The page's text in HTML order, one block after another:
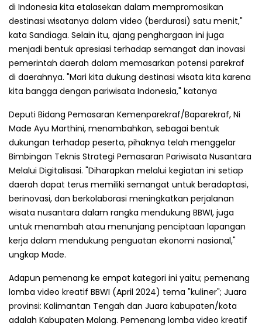
di Indonesia kita etalasekan dalam mempromosikan
destinasi wisatanya dalam video (berdurasi) satu menit,"
kata Sandiaga. Selain itu, ajang penghargaan ini juga
menjadi bentuk apresiasi terhadap semangat dan inovasi
pemerintah daerah dalam memasarkan potensi parekraf
di daerahnya. "Mari kita dukung destinasi wisata kita karena
kita bangga dengan pariwisata Indonesia," katanya
Deputi Bidang Pemasaran Kemenparekraf/Baparekraf, Ni
Made Ayu Marthini, menambahkan, sebagai bentuk
dukungan terhadap peserta, pihaknya telah menggelar
Bimbingan Teknis Strategi Pemasaran Pariwisata Nusantara
Melalui Digitalisasi. "Diharapkan melalui kegiatan ini setiap
daerah dapat terus memiliki semangat untuk beradaptasi,
berinovasi, dan berkolaborasi meningkatkan perjalanan
wisata nusantara dalam rangka mendukung BBWI, juga
untuk menambah atau menunjang penciptaan lapangan
kerja dalam mendukung penguatan ekonomi nasional,"
ungkap Made.
Adapun pemenang ke empat kategori ini yaitu; pemenang
lomba video kreatif BBWI (April 2024) tema "kuliner"; Juara
provinsi: Kalimantan Tengah dan Juara kabupaten/kota
adalah Kabupaten Malang. Pemenang lomba video kreatif